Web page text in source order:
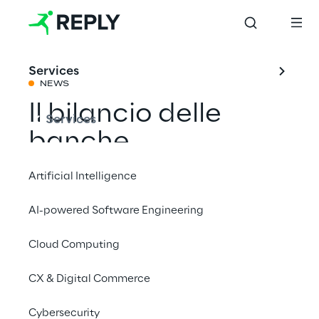
Services
Services
Artificial Intelligence
AI-powered Software Engineering
Cloud Computing
CX & Digital Commerce
Cybersecurity
NEWS
Il bilancio delle
banche
Il 4 dicembre 2024, Reply è presente a